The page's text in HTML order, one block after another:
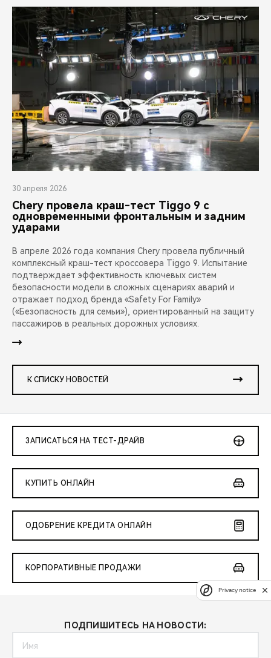
30 апреля 2026
Chery провела краш-тест Tiggo 9 с
одновременными фронтальным и задним
ударами
В апреле 2026 года компания Chery провела публичный
комплексный краш-тест кроссовера Tiggo 9. Испытание
подтверждает эффективность ключевых систем
безопасности модели в сложных сценариях аварий и
отражает подход бренда «Safety For Family»
(«Безопасность для семьи»), ориентированный на защиту
пассажиров в реальных дорожных условиях.
К СПИСКУ НОВОСТЕЙ
ЗАПИСАТЬСЯ НА ТЕСТ-ДРАЙВ
КУПИТЬ ОНЛАЙН
ОДОБРЕНИЕ КРЕДИТА ОНЛАЙН
КОРПОРАТИВНЫЕ ПРОДАЖИ
ПОДПИШИТЕСЬ НА НОВОСТИ:
Privacy notice